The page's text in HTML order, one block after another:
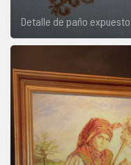
Detalle de paño expuesto